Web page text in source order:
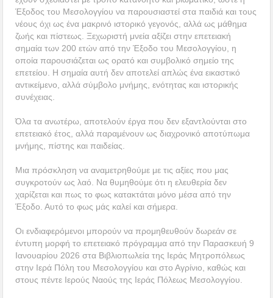
Έξοδος του Μεσολογγίου να παρουσιαστεί στα παιδιά και τους
νέους όχι ως ένα μακρινό ιστορικό γεγονός, αλλά ως μάθημα
ζωής και πίστεως. Ξεχωριστή μνεία αξίζει στην επετειακή
σημαία των 200 ετών από την Έξοδο του Μεσολογγίου, η
οποία παρουσιάζεται ως ορατό και συμβολικό σημείο της
επετείου. Η σημαία αυτή δεν αποτελεί απλώς ένα εικαστικό
αντικείμενο, αλλά σύμβολο μνήμης, ενότητας και ιστορικής
συνέχειας.
Όλα τα ανωτέρω, αποτελούν έργα που δεν εξαντλούνται στο
επετειακό έτος, αλλά παραμένουν ως διαχρονικό αποτύπωμα
μνήμης, πίστης και παιδείας.
Μια πρόσκληση να αναμετρηθούμε με τις αξίες που μας
συγκροτούν ως λαό. Να θυμηθούμε ότι η ελευθερία δεν
χαρίζεται και πως το φως κατακτάται μόνο μέσα από την
Έξοδο. Αυτό το φως μάς καλεί και σήμερα.
Οι ενδιαφερόμενοι μπορούν να προμηθευθούν δωρεάν σε
έντυπη μορφή το επετειακό πρόγραμμα από την Παρασκευή 9
Ιανουαρίου 2026 στα Βιβλιοπωλεία της Ιεράς Μητροπόλεως
στην Ιερά Πόλη του Μεσολογγίου και στο Αγρίνιο, καθώς και
στους πέντε Ιερούς Ναούς της Ιεράς Πόλεως Μεσολογγίου.